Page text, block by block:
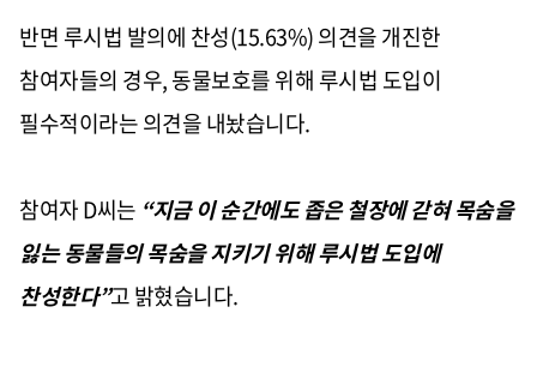
반면 루시법 발의에 찬성(15.63%)의견을 개진한
참여자들의 경우,동물보호를 위해 루시법 도입이
필수적이라는 의견을 내놨습니다.
참여자D씨는 “지금 이 순간에도 좁은 철장에 갇혀 목숨을
잃는 동물들의 목숨을 지키기 위해 루시법 도입에
찬성한다”고 밝혔습니다.